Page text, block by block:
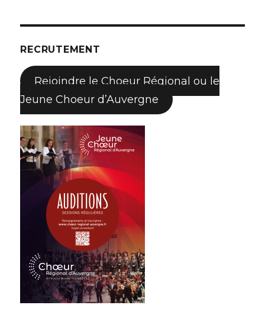
RECRUTEMENT
Rejoindre le Choeur Régional ou le
Jeune Choeur d’Auvergne